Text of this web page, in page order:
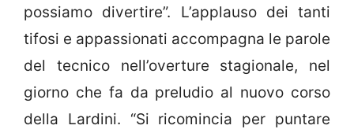
possiamo divertire”. L’applauso dei tanti
tifosi e appassionati accompagna le parole
del tecnico nell’overture stagionale, nel
giorno che fa da preludio al nuovo corso
della Lardini. “Si ricomincia per puntare